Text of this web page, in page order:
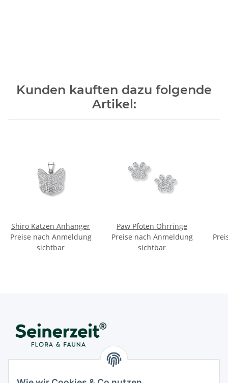
Kunden kauften dazu folgende
Artikel:
Shiro Katzen Anhänger
Preise nach Anmeldung
sichtbar
Paw Pfoten Ohrringe
Preise nach Anmeldung
sichtbar